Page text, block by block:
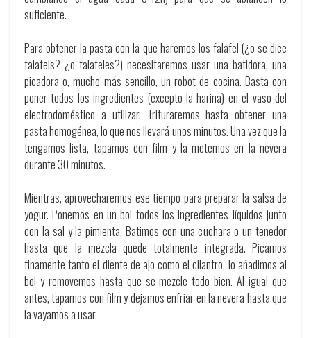
suficiente.
Para obtener la pasta con la que haremos los falafel (¿o se dice
falafels? ¿o falafeles?) necesitaremos usar una batidora, una
picadora o, mucho más sencillo, un robot de cocina. Basta con
poner todos los ingredientes (excepto la harina) en el vaso del
electrodoméstico a utilizar. Trituraremos hasta obtener una
pasta homogénea, lo que nos llevará unos minutos. Una vez que la
tengamos lista, tapamos con film y la metemos en la nevera
durante 30 minutos.
Mientras, aprovecharemos ese tiempo para preparar la salsa de
yogur. Ponemos en un bol todos los ingredientes líquidos junto
con la sal y la pimienta. Batimos con una cuchara o un tenedor
hasta que la mezcla quede totalmente integrada. Picamos
finamente tanto el diente de ajo como el cilantro, lo añadimos al
bol y removemos hasta que se mezcle todo bien. Al igual que
antes, tapamos con film y dejamos enfriar en la nevera hasta que
la vayamos a usar.